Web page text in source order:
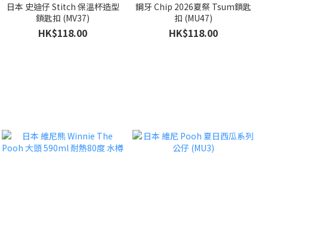
日本 史迪仔 Stitch 保溫杯造型
鎖匙扣 (MV37)
HK$118.00
鋼牙 Chip 2026夏祭 Tsum鎖匙
扣 (MU47)
HK$118.00